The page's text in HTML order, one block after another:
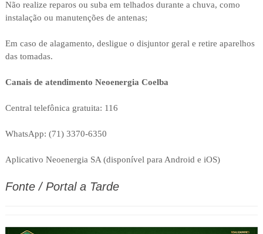
Não realize reparos ou suba em telhados durante a chuva, como
instalação ou manutenções de antenas;
Em caso de alagamento, desligue o disjuntor geral e retire aparelhos
das tomadas.
Canais de atendimento Neoenergia Coelba
Central telefônica gratuita: 116
WhatsApp: (71) 3370-6350
Aplicativo Neoenergia SA (disponível para Android e iOS)
Fonte / Portal a Tarde